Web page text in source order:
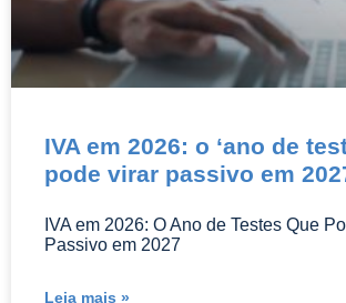
IVA em 2026: o ‘ano de
pode virar passivo em
IVA em 2026: O Ano de Testes Que
Passivo em 2027
Leia mais »